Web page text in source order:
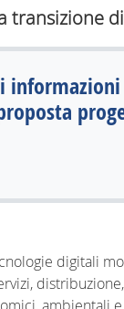
transizione
digitali